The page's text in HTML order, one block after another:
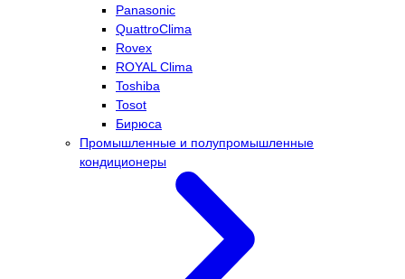
Panasonic
QuattroClima
Rovex
ROYAL Clima
Toshiba
Tosot
Бирюса
Промышленные и полупромышленные
кондиционеры